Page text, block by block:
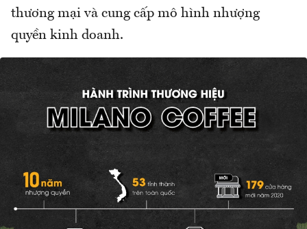
thương mại và cung cấp mô hình nhượng
quyền kinh doanh.